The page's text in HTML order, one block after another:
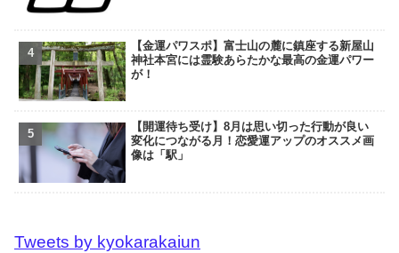
【金運パワスポ】富士山の麓に鎮座する新屋山
神社本宮には霊験あらたかな最高の金運パワー
が！
【開運待ち受け】8月は思い切った行動が良い
変化につながる月！恋愛運アップのオススメ画
像は「駅」
Tweets by kyokarakaiun